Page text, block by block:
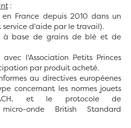
:
France depuis 2010 dans un
service d'aide par le travail).
à base de grains de blé et de
l'Association Petits Princes
par produit acheté.
au directives européenes
concernant les normes jouets
et le protocole de
onde British Standard